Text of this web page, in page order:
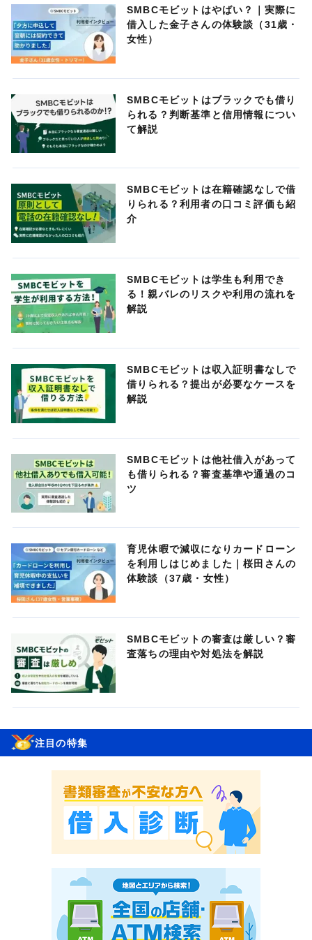
SMBCモビットはやばい？｜実際に
借入した金子さんの体験談（31歳・
女性）
SMBCモビットはブラックでも借り
られる？判断基準と信用情報につい
て解説
SMBCモビットは在籍確認なしで借
りられる？利用者の口コミ評価も紹
介
SMBCモビットは学生も利用でき
る！親バレのリスクや利用の流れを
解説
SMBCモビットは収入証明書なしで
借りられる？提出が必要なケースを
解説
SMBCモビットは他社借入があって
も借りられる？審査基準や通過のコ
ツ
育児休暇で減収になりカードローン
を利用しはじめました｜桜田さんの
体験談（37歳・女性）
SMBCモビットの審査は厳しい？審
査落ちの理由や対処法を解説
注目の特集